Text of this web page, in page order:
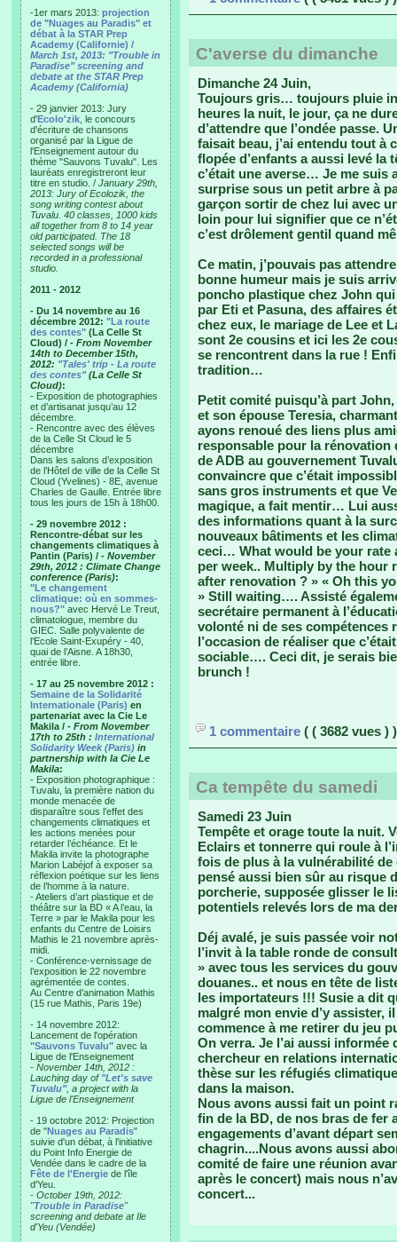
-1er mars 2013: projection
de "Nuages au Paradis" et
débat à la STAR Prep
Academy (Californie) /
March 1st, 2013: "Trouble in
Paradise" screening and
debate at the STAR Prep
Academy (California)
- 29 janvier 2013: Jury
d'Ecolo'zik , le concours
d'écriture de chansons
organisé par la Ligue de
l'Enseignement autour du
thème "Sauvons Tuvalu". Les
lauréats enregistreront leur
titre en studio. / January 29th,
2013: Jury of Ecolozik, the
song writing contest about
Tuvalu. 40 classes, 1000 kids
all together from 8 to 14 year
old participated. The 18
selected songs will be
recorded in a professional
studio.
2011 - 2012
- Du 14 novembre au 16
décembre 2012: "La route
des contes" (La Celle St
Cloud) / - From November
14th to December 15th,
2012: "Tales' trip - La route
des contes"(La Celle St
Cloud):
- Exposition de photographies
et d’artisanat jusqu’au 12
décembre.
- Rencontre avec des élèves
de la Celle St Cloud le 5
décembre
Dans les salons d’exposition
de l’Hôtel de ville de la Celle St
Cloud (Yvelines) - 8E, avenue
Charles de Gaulle. Entrée libre
tous les jours de 15h à 18h00.
- 29 novembre 2012 :
Rencontre-débat sur les
changements climatiques à
Pantin (Paris) / - November
29th, 2012 : Climate Change
conference (Paris):
"Le changement
climatique: où en sommes-
nous?" avec Hervé Le Treut,
climatologue, membre du
GIEC. Salle polyvalente de
l’Ecole Saint-Exupéry - 40,
quai de l’Aisne. A 18h30,
entrée libre.
- 17 au 25 novembre 2012 :
Semaine de la Solidarité
Internationale (Paris) en
partenariat avec la Cie Le
Makila / - From November
17th to 25th : International
Solidarity Week (Paris) in
partnership with la Cie Le
Makila:
- Exposition photographique :
Tuvalu, la première nation du
monde menacée de
disparaître sous l’effet des
changements climatiques et
les actions menées pour
retarder l’échéance. Et le
Makila invite la photographe
Marion Labéjof à exposer sa
réflexion poétique sur les liens
de l’homme à la nature.
- Ateliers d’art plastique et de
théâtre sur la BD « A l’eau, la
Terre » par le Makila pour les
enfants du Centre de Loisirs
Mathis le 21 novembre après-
midi.
- Conférence-vernissage de
l’exposition le 22 novembre
agrémentée de contes.
Au Centre d’animation Mathis
(15 rue Mathis, Paris 19e)
- 14 novembre 2012:
Lancement de l'opération
"Sauvons Tuvalu" avec la
Ligue de l'Enseignement
- November 14th, 2012 :
Lauching day of "Let's save
Tuvalu", a project with la
Ligue de l'Enseignement
- 19 octobre 2012: Projection
de "Nuages au Paradis"
suivie d'un débat, à l'initiative
du Point Info Energie de
Vendée dans le cadre de la
Fête de l'Energie de l'île
d'Yeu.
- October 19th, 2012:
"Trouble in Paradise"
screening and debate at Ile
d'Yeu (Vendée)
C'averse du dimanche
Dimanche 24 Juin,
Toujours gris… toujours pluie
heures la nuit, le jour, ça ne
d’attendre que l’ondée passe.
faisait beau, j’ai entendu tout
flopée d’enfants a aussi levé la
c’était une averse… Je me suis
surprise sous un petit arbre à
garçon sortir de chez lui avec
loin pour lui signifier que ce
c’est drôlement gentil quand
Ce matin, j’pouvais pas
bonne humeur mais je suis
poncho plastique chez John
par Eti et Pasuna, des affaires
chez eux, le mariage de Lee et
sont 2e cousins et ici les 2e
se rencontrent dans la rue !
tradition…
Petit comité puisqu’à part
et son épouse Teresia,
ayons renoué des liens plus
responsable pour la rénovation
de ADB au gouvernement
convaincre que c’était
sans gros instruments et que
magique, a fait mentir… Lui
des informations quant à la
nouveaux bâtiments et les
ceci… What would be your rate
per week.. Multiply by the hour
after renovation ? » « Oh this
» Still waiting…. Assisté
secrétaire permanent à
volonté ni de ses compétences
l’occasion de réaliser que
sociable…. Ceci dit, je serais
brunch !
1 commentaire ( ( 3682 vues ) )
Ca tempête du samedi
Samedi 23 Juin
Tempête et orage toute la nuit.
Eclairs et tonnerre qui roule à
fois de plus à la vulnérabilité
pensé aussi bien sûr au risque
porcherie, supposée glisser le
potentiels relevés lors de ma
Déj avalé, je suis passée voir
l’invit à la table ronde de
» avec tous les services du
douanes.. et nous en tête de
les importateurs !!! Susie a dit
malgré mon envie d’y assister,
commence à me retirer du jeu
On verra. Je l’ai aussi informée
chercheur en relations
thèse sur les réfugiés
dans la maison.
Nous avons aussi fait un point
fin de la BD, de nos bras de fer
engagements d’avant départ
chagrin....Nous avons aussi
comité de faire une réunion
après le concert) mais nous
concert...